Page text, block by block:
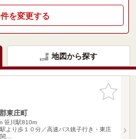
を変更する
地図から探す
お気に入
りに追加
東庄町
笹川駅810m
駅より歩１０分／高速バス銚子行き・東庄
…